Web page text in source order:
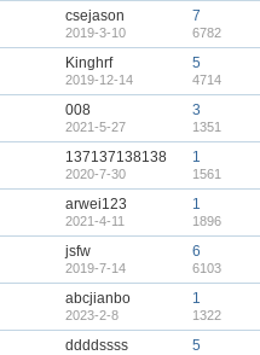
csejason
2019-3-10
7
6782
Kinghrf
2019-12-14
5
4714
008
2021-5-27
3
1351
137137138138
2020-7-30
1
1561
arwei123
2021-4-11
1
1896
jsfw
2019-7-14
6
6103
abcjianbo
2023-2-8
1
1322
ddddssss 5